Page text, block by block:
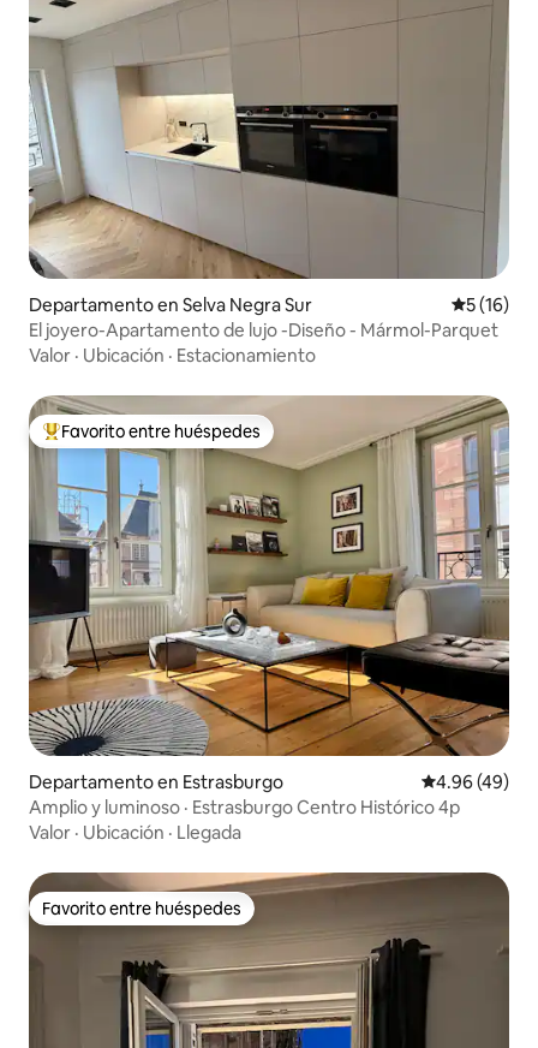
Departamento en Selva Negra Sur
5 (16)
El joyero-Apartamento de lujo -Diseño - Mármol-Parquet
Valor · Ubicación · Estacionamiento
De los mejores en Favorito entre huéspedes
Favorito entre huéspedes
Departamento en Estrasburgo Calificación
4.96 (49)
Amplio y luminoso · Estrasburgo Centro Histórico 4p
Valor · Ubicación · Llegada
Favorito entre huéspedes
Favorito entre huéspedes